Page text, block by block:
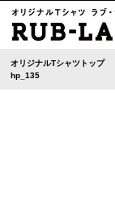
オリジナルTシャツトップ
hp_135